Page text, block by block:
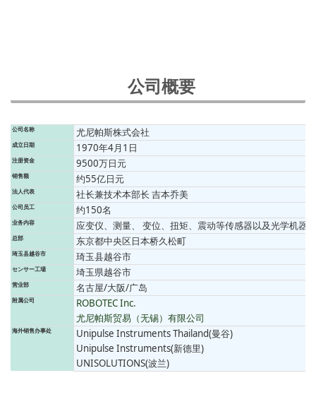
公司概要
公司名称 尤尼帕斯株式会社
成立日期 1970年4月1日
注册资金 9500万日元
销售额 约55亿日元
法人代表 社长兼技术本部长 吉本乔美
公司员工 约150名
业务内容 应变仪、测量、 变位、扭矩、震动等传感器以及光学机器
总部 东京都中央区日本桥久松町
琦玉县越谷市 琦玉县越谷市
センサー工場 埼玉県越谷市
营业部 名古屋/大阪/广岛
附属公司
ROBOTEC Inc.
尤尼帕斯贸易（无锡）有限公司
海外销售办事处
Unipulse Instruments Thailand(曼谷)
Unipulse Instruments(新德里)
UNISOLUTIONS(波兰)